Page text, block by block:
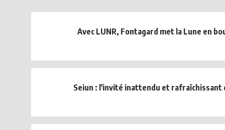
Avec LUNR, Fontagard met la Lune en
Seiun : l'invité inattendu et rafraîchissant